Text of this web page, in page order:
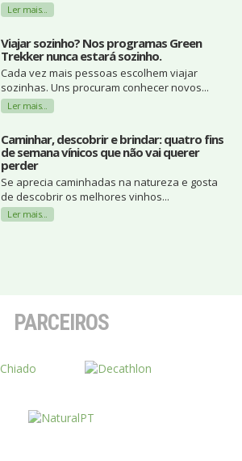
Ler mais...
Viajar sozinho? Nos programas Green
Trekker nunca estará sozinho.
Cada vez mais pessoas escolhem viajar
sozinhas. Uns procuram conhecer novos...
Ler mais...
Caminhar, descobrir e brindar: quatro fins
de semana vínicos que não vai querer
perder
Se aprecia caminhadas na natureza e gosta
de descobrir os melhores vinhos...
Ler mais...
PARCEIROS